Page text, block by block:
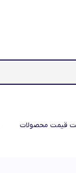
قیمت محصولات